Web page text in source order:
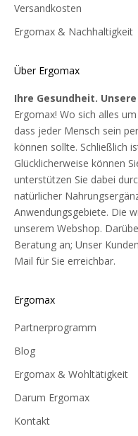
Versandkosten
Ergomax & Nachhaltigkeit
Über Ergomax
Ihre Gesundheit.
Ergomax! Wo sich alles
dass jeder Mensch sein
können sollte. Schließlich
Glücklicherweise können
unterstützen Sie dabei
natürlicher
Anwendungsgebiete. Die
unserem Webshop.
Beratung an; Unser
Mail für Sie erreichbar.
Ergomax
Partnerprogramm
Blog
Ergomax & Wohltätigkeit
Darum Ergomax
Kontakt